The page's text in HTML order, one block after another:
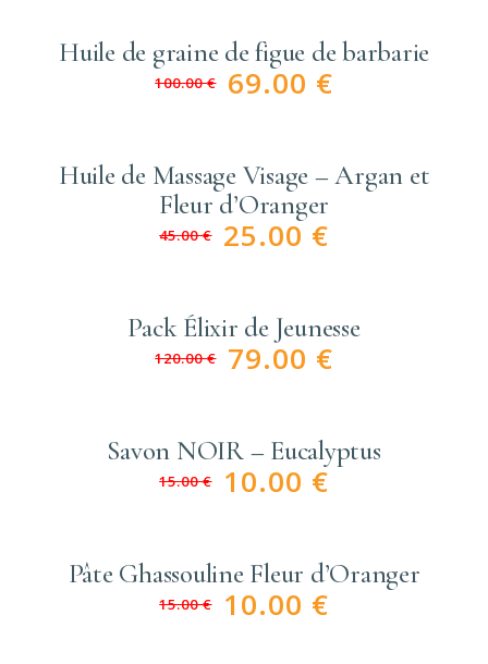
Huile de graine de figue de barbarie
100.00€ 69.00 €
Huile de Massage Visage – Argan et
Fleur d’Oranger
45.00€ 25.00 €
Pack Élixir de Jeunesse
120.00€ 79.00 €
Savon NOIR – Eucalyptus
15.00€ 10.00 €
Pâte Ghassouline Fleur d’Oranger
15.00€ 10.00 €